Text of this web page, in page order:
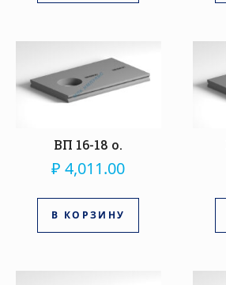
ВП 16-18 о.
₽ 4,011.00
В КОРЗИНУ